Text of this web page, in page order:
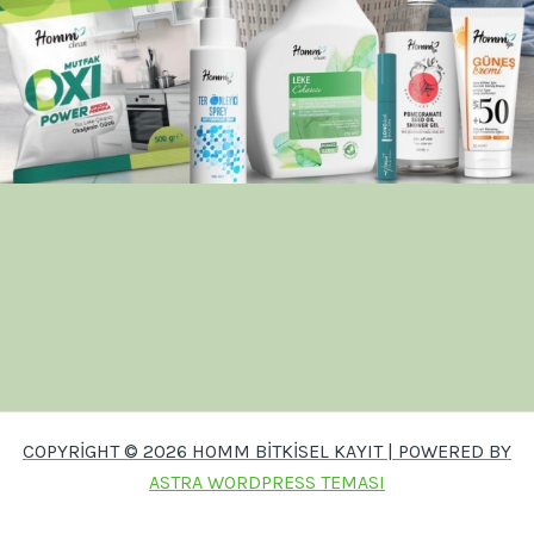
COPYRIGHT © 2026 HOMM BITKISEL KAYIT | POWERED BY
ASTRA WORDPRESS TEMASI